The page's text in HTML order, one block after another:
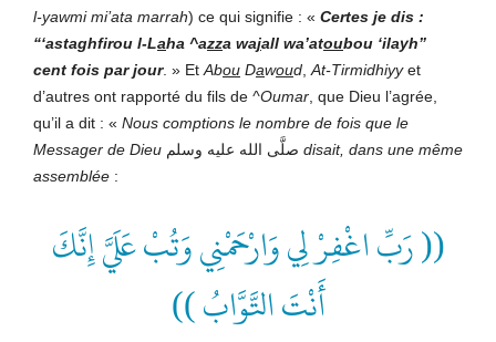
l-yawmi mi’ata marrah) ce qui signifie : « Certes je dis :
“‘astaghfirou l-Laha ^azza wajall wa’atoubou ‘ilayh”
cent fois par jour. » Et Abou Dawoud At-Tirmidhiyyet
d’autres ont rapporté du fils de ^Oumar , que Dieu l’agrée,
qu’il a dit : « Nous comptions le nombre de fois que le
Messager de Dieu صلَّى الله عليه وسلم disait, dans une même
assemblée :
(( رَبِّ اغْفِرْ لِي وَارْحَمْنِي وَتُبْ عَلَيَّ إِنَّكَ
أَنْتَ التَّوَّابُ ))